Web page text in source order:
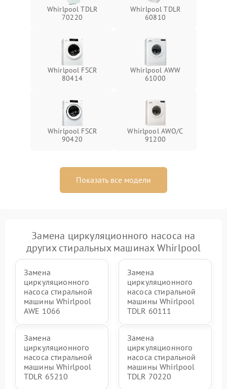
Whirlpool TDLR
70220
Whirlpool TDLR
60810
Whirlpool FSCR
80414
Whirlpool AWW
61000
Whirlpool FSCR
90420
Whirlpool AWO/C
91200
Показать все модели
Замена циркуляционного насоса на
других стиральных машинах Whirlpool
Замена
циркуляционного
насоса стиральной
машины Whirlpool
AWE 1066
Замена
циркуляционного
насоса стиральной
машины Whirlpool
TDLR 60111
Замена
циркуляционного
насоса стиральной
машины Whirlpool
TDLR 65210
Замена
циркуляционного
насоса стиральной
машины Whirlpool
TDLR 70220